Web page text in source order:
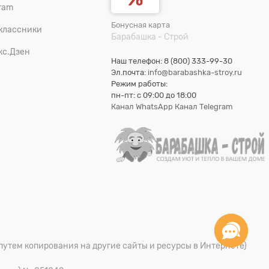
Бонусная карта
Барабашка - Строй
Наш телефон: 8 (800) 333-99-30
Эл.почта: info@barabashka-stroy.ru
Режим работы:
пн-пт: c 09:00 до 18:00
Канал WhatsApp Канал Telegram
копирования на другие сайты и ресурсы в Интернете)